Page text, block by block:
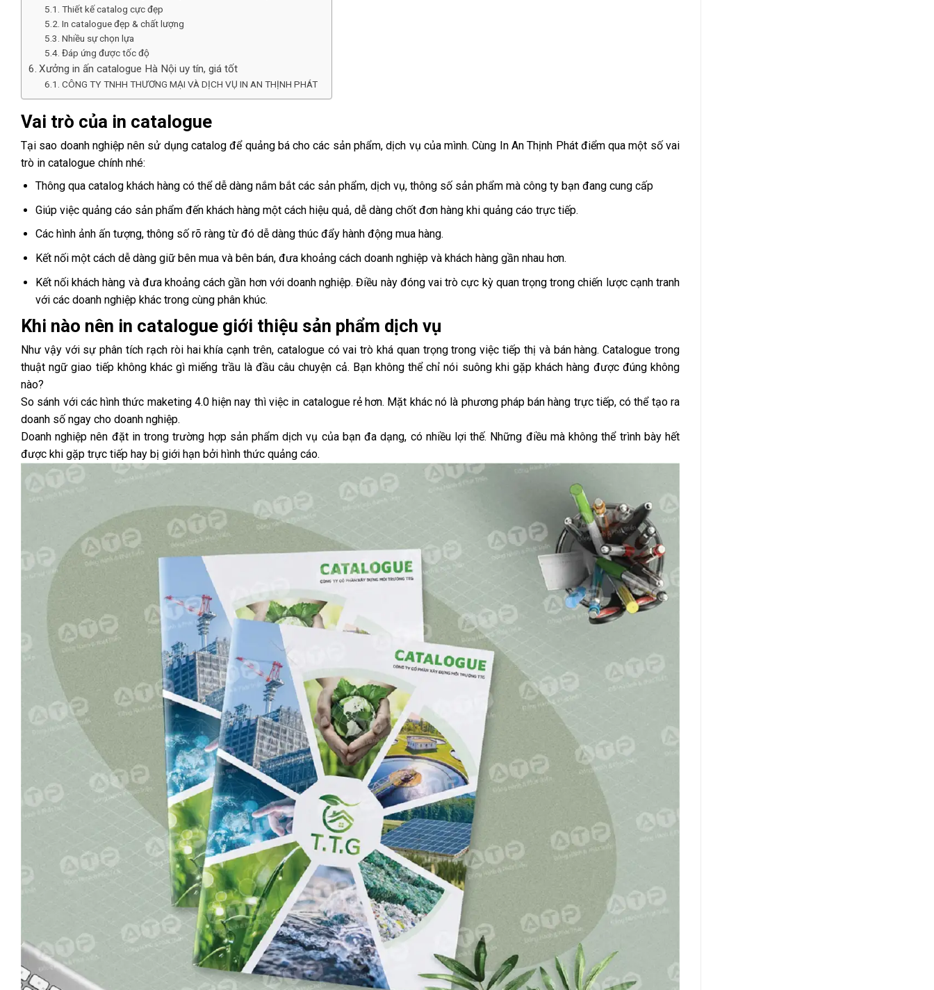
Thiết kế catalog cực đẹp
In catalogue đẹp & chất lượng
Nhiều sự chọn lựa
Đáp ứng được tốc độ
Xưởng in ấn catalogue Hà Nội uy tín, giá tốt
CÔNG TY TNHH THƯƠNG MẠI VÀ DỊCH VỤ IN AN THỊNH PHÁT
Vai trò của in catalogue
Tại sao doanh nghiệp nên sử dụng catalog để quảng bá cho các sản phẩm, dịch vụ của mình. Cùng In An Thịnh Phát điểm qua một số vai
trò in catalogue chính nhé:
Thông qua catalog khách hàng có thể dễ dàng nắm bắt các sản phẩm, dịch vụ, thông số sản phẩm mà công ty bạn đang cung cấp
Giúp việc quảng cáo sản phẩm đến khách hàng một cách hiệu quả, dễ dàng chốt đơn hàng khi quảng cáo trực tiếp.
Các hình ảnh ấn tượng, thông số rõ ràng từ đó dễ dàng thúc đẩy hành động mua hàng.
Kết nối một cách dễ dàng giữ bên mua và bên bán, đưa khoảng cách doanh nghiệp và khách hàng gần nhau hơn.
Kết nối khách hàng và đưa khoảng cách gần hơn với doanh nghiệp. Điều này đóng vai trò cực kỳ quan trọng trong chiến lược cạnh tranh
với các doanh nghiệp khác trong cùng phân khúc.
Khi nào nên in catalogue giới thiệu sản phẩm dịch vụ
Như vậy với sự phân tích rạch ròi hai khía cạnh trên, catalogue có vai trò khá quan trọng trong việc tiếp thị và bán hàng. Catalogue trong
thuật ngữ giao tiếp không khác gì miếng trầu là đầu câu chuyện cả. Bạn không thể chỉ nói suông khi gặp khách hàng được đúng không
nào?
So sánh với các hình thức maketing 4.0 hiện nay thì việc in catalogue rẻ hơn. Mặt khác nó là phương pháp bán hàng trực tiếp, có thể tạo ra
doanh số ngay cho doanh nghiệp.
Doanh nghiệp nên đặt in trong trường hợp sản phẩm dịch vụ của bạn đa dạng, có nhiều lợi thế. Những điều mà không thể trình bày hết
được khi gặp trực tiếp hay bị giới hạn bởi hình thức quảng cáo.